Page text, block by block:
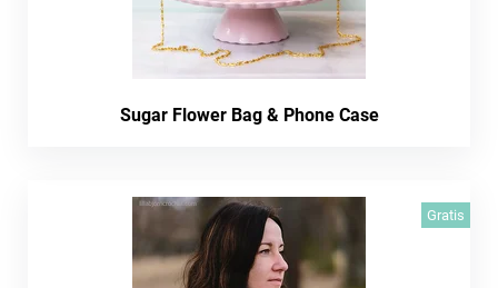
Sugar Flower Bag & Phone Case
Gratis